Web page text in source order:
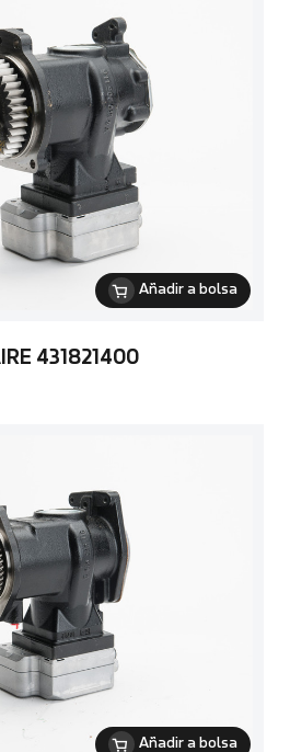
Añadir a bolsa
431821400
Añadir a bolsa